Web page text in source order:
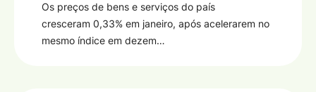
Os preços de bens e serviços do país
cresceram 0,33% em janeiro, após acelerarem no
mesmo índice em dezem…